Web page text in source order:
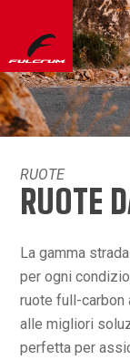
RUOTE
RUOTE
La gamma
per ogni
ruote full-
alle migliori
perfetta per